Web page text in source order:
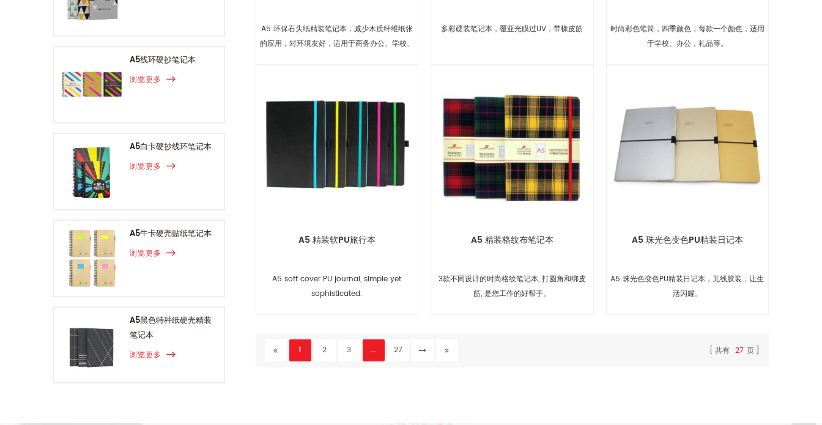
A5线环硬抄笔记本
浏览更多
A5白卡硬抄线环笔记本
浏览更多
A5牛卡硬壳贴纸笔记本
浏览更多
A5黑色特种纸硬壳精装
笔记本
浏览更多
A5 环保石头纸精装笔记本，减少木质纤维纸张
的应用，对环境友好，适用于商务办公、学校、
多彩硬装笔记本，覆亚光膜过UV，带橡皮筋
时尚彩色笔筒，四季颜色，每款一个颜色，适用
于学校、办公，礼品等。
A5 精装软PU旅行本
A5 soft cover PU journal, simple yet
sophisticated.
A5 精装格纹布笔记本
3款不同设计的时尚格纹笔记本, 打圆角和绑皮
筋, 是您工作的好帮手。
A5 珠光色变色PU精装日记本
A5 珠光色变色PU精装日记本，无线胶装，让生
活闪耀。
1 2 3 ... 27 共有 27 页